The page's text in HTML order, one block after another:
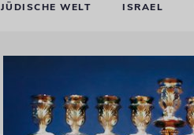
JÜDISCHE WELT ISRAEL